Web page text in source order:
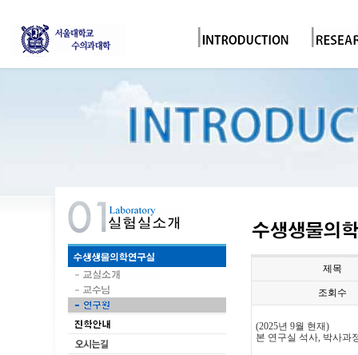
제목
조회수
(2025년 9월 현재)
본 연구실 석사, 박사과